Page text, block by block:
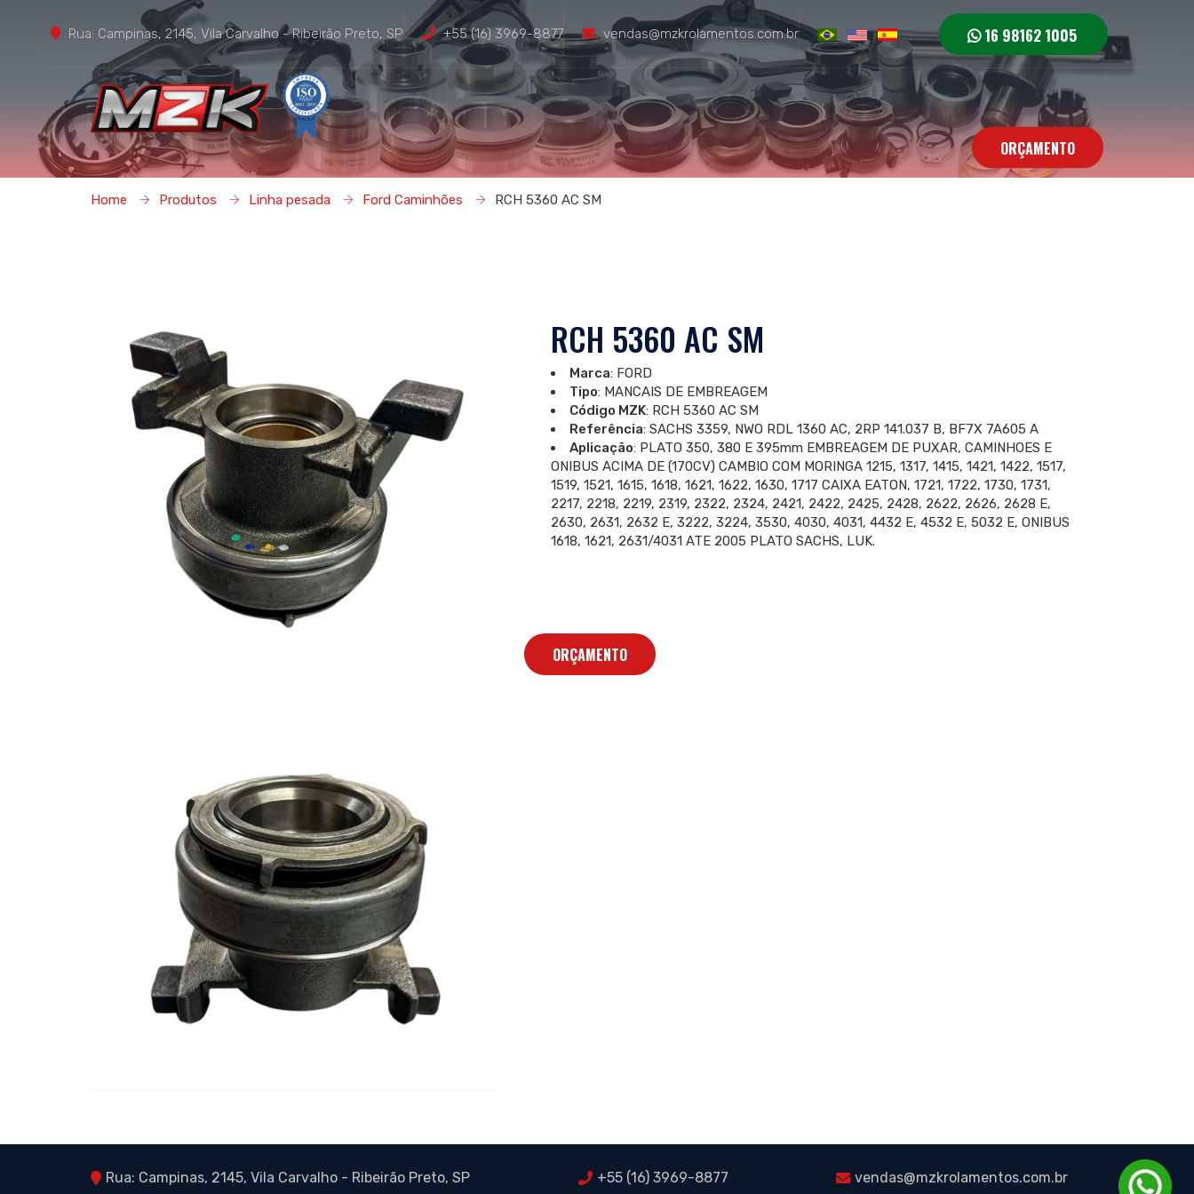
Rua: Campinas, 2145, Vila Carvalho - Ribeirão Preto, SP +55 (16) 3969-8877 vendas@mzkrolamentos.com.br 16 98162 1005
ORÇAMENTO
Home Produtos Linha pesada Ford Caminhões RCH 5360 AC SM
RCH 5360 AC SM
Marca: FORD
Tipo: MANCAIS DE EMBREAGEM
Código MZK: RCH 5360 AC SM
Referência: SACHS 3359, NWO RDL 1360 AC, 2RP 141.037 B, BF7X 7A605 A
Aplicação: PLATO 350, 380 E 395mm EMBREAGEM DE PUXAR, CAMINHOES E
ONIBUS ACIMA DE (170CV) CAMBIO COM MORINGA 1215, 1317, 1415, 1421, 1422, 1517,
1519, 1521, 1615, 1618, 1621, 1622, 1630, 1717 CAIXA EATON, 1721, 1722, 1730, 1731,
2217, 2218, 2219, 2319, 2322, 2324, 2421, 2422, 2425, 2428, 2622, 2626, 2628 E,
2630, 2631, 2632 E, 3222, 3224, 3530, 4030, 4031, 4432 E, 4532 E, 5032 E, ONIBUS
1618, 1621, 2631/4031 ATE 2005 PLATO SACHS, LUK.
ORÇAMENTO
Rua: Campinas, 2145, Vila Carvalho - Ribeirão Preto, SP +55 (16) 3969-8877 vendas@mzkrolamentos.com.br